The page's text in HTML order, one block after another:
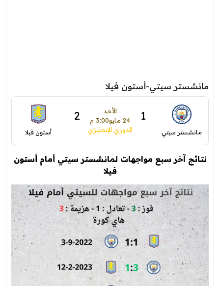
مانشستر سيتي-أستون فيلا
مانشستر سيتي
1
الأحد
24 مايو
3:00 م 2
الدوري الإنجليزي أستون فيلا
نتائج آخر سبع مواجهات لمانشستر سيتي أمام أستون
فيلا